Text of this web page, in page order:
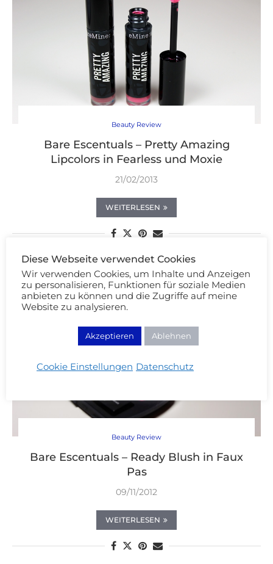
Beauty Review
Bare Escentuals – Pretty Amazing
Lipcolors in Fearless und Moxie
21/02/2013
WEITERLESEN
Beauty Review
Bare Escentuals – Ready Blush in Faux
Pas
09/11/2012
WEITERLESEN
Diese Webseite verwendet Cookies
Wir verwenden Cookies, um Inhalte und Anzeigen
zu personalisieren, Funktionen für soziale Medien
anbieten zu können und die Zugriffe auf meine
Website zu analysieren.
Akzeptieren Ablehnen
Cookie Einstellungen Datenschutz